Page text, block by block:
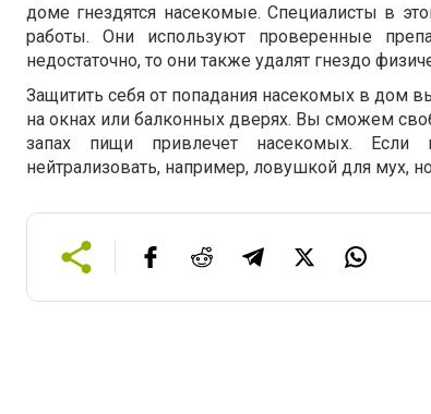
доме гнездятся насекомые. Специалисты в
работы. Они используют проверенные
недостаточно, то они также удалят гнездо
Защитить себя от попадания насекомых в дом
на окнах или балконных дверях. Вы сможем
запах пищи привлечет насекомых. Если
нейтрализовать, например, ловушкой для мух,